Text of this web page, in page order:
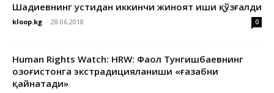
Шадиевнинг устидан иккинчи жиноят иши қўзғалди
kloop.kg - 28.06.2018 0
Human Rights Watch: HRW: Фаол Тунгишбаевнинг
Қозоғистонга экстрадицияланиши «ғазабни
қайнатади»